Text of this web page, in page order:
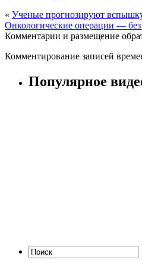
« Ученые прогнозируют
Онкологические операции — без
Комментарии и размещение
Комментирование записей
Популярное